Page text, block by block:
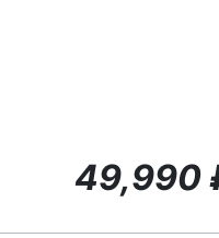
49,990